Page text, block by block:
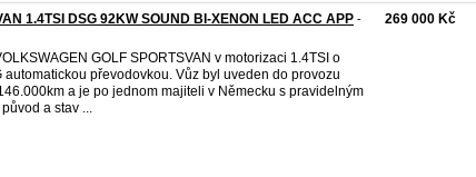
1.4TSI DSG 92KW SOUND BI-XENON LED ACC APP -
GOLF SPORTSVAN v motorizaci 1.4TSI o
automatickou převodovkou. Vůz byl uveden do provozu
a je po jednom majiteli v Německu s pravidelným
a stav ...
269 000 Kč